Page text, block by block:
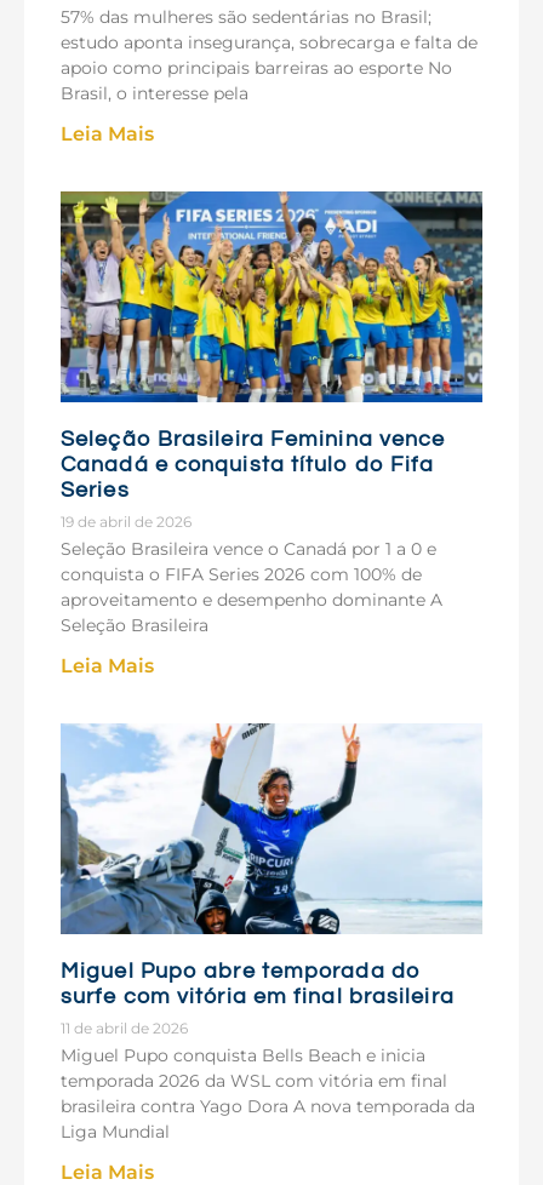
57% das mulheres são sedentárias no Brasil;
estudo aponta insegurança, sobrecarga e falta de
apoio como principais barreiras ao esporte No
Brasil, o interesse pela
Leia Mais
Seleção Brasileira Feminina vence
Canadá e conquista título do Fifa
Series
19 de abril de 2026
Seleção Brasileira vence o Canadá por 1 a 0 e
conquista o FIFA Series 2026 com 100% de
aproveitamento e desempenho dominante A
Seleção Brasileira
Leia Mais
Miguel Pupo abre temporada do
surfe com vitória em final brasileira
11 de abril de 2026
Miguel Pupo conquista Bells Beach e inicia
temporada 2026 da WSL com vitória em final
brasileira contra Yago Dora A nova temporada da
Liga Mundial
Leia Mais